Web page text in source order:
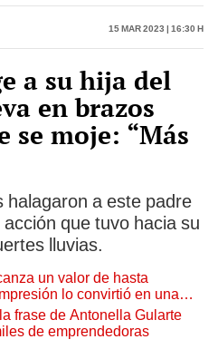
15 Mar 2023 | 16:30 h
a su hija del
en brazos
se moje: “Más
halagaron a este padre
que tuvo hacia su
lluvias.
un valor de hasta
lo convirtió en una
coleccionistas de todo el
frase de Antonella Gularte
de emprendedoras